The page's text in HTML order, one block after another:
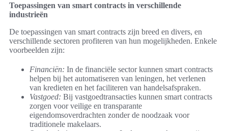
Toepassingen van smart contracts in verschillende
industrieën
De toepassingen van smart contracts zijn breed en divers, en
verschillende sectoren profiteren van hun mogelijkheden. Enkele
voorbeelden zijn:
Financiën: In de financiële sector kunnen smart contracts
helpen bij het automatiseren van leningen, het verlenen
van kredieten en het faciliteren van handelsafspraken.
Vastgoed: Bij vastgoedtransacties kunnen smart contracts
zorgen voor veilige en transparante
eigendomsoverdrachten zonder de noodzaak voor
traditionele makelaars.